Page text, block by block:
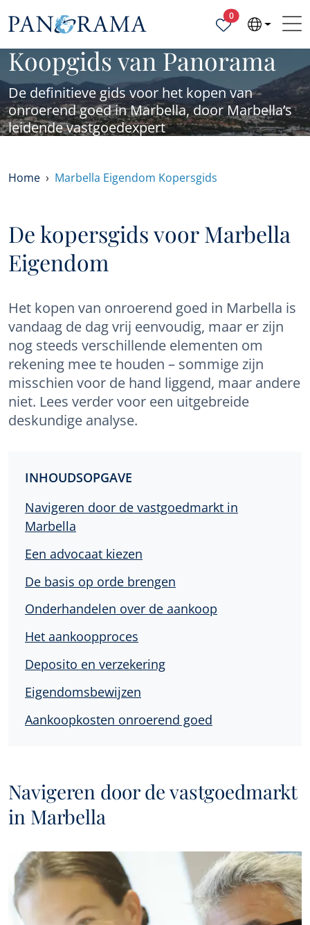
0Geselecteerde
Koopgids van Panorama
De definitieve gids voor het kopen van
onroerend goed in Marbella, door Marbella’s
leidende vastgoedexpert
Home Marbella Eigendom Kopersgids
De kopersgids voor Marbella
Eigendom
Het kopen van onroerend goed in Marbella is
vandaag de dag vrij eenvoudig, maar er zijn
nog steeds verschillende elementen om
rekening mee te houden – sommige zijn
misschien voor de hand liggend, maar andere
niet. Lees verder voor een uitgebreide
deskundige analyse.
INHOUDSOPGAVE
Navigeren door de vastgoedmarkt in
Marbella
Een advocaat kiezen
De basis op orde brengen
Onderhandelen over de aankoop
Het aankoopproces
Deposito en verzekering
Eigendomsbewijzen
Aankoopkosten onroerend goed
Navigeren door de vastgoedmarkt
in Marbella